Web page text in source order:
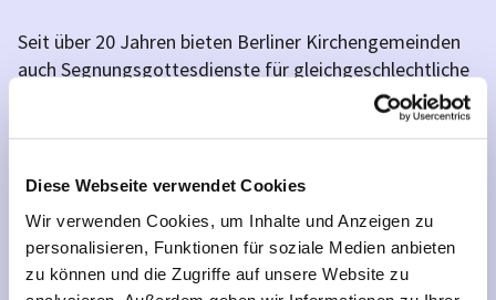
Diese Webseite verwendet Cookies
Wir verwenden Cookies, um Inhalte und Anzeigen zu
personalisieren, Funktionen für soziale Medien anbieten
zu können und die Zugriffe auf unsere Website zu
Seit über 20 Jahren bieten Berliner Kirchengemeinden
auch Segnungsgottesdienste für gleichgeschlechtliche
Paare in einer eingetragenen Lebenspartnerschaft an.
Wenn Sie einen Trautermin vereinbaren möchten,
mitbringen müssen und was es im Vorfeld einer
Trauung zu bedenken gibt, erfahren Sie auf
www.ekbo.de/feiern/trauung.